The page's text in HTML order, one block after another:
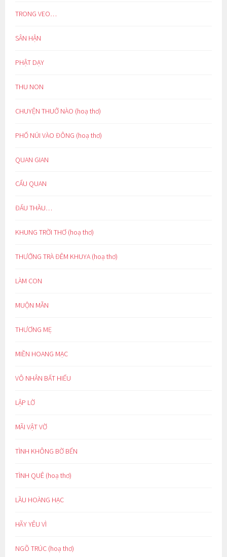
TRONG VEO…
SÂN HẬN
PHẬT DẠY
THU NON
CHUYỆN THUỞ NÀO (hoạ thơ)
PHỐ NÚI VÀO ĐÔNG (hoạ thơ)
QUAN GIAN
CẨU QUAN
ĐẤU THẦU…
KHUNG TRỜI THƠ (hoạ thơ)
THƯỞNG TRÀ ĐÊM KHUYA (hoạ thơ)
LÀM CON
MUỘN MẰN
THƯƠNG MẸ
MIỀN HOANG MẠC
VÔ NHÂN BẤT HIẾU
LẬP LỜ
MÃI VẬT VỜ
TÌNH KHÔNG BỜ BẾN
TÌNH QUÊ (hoạ thơ)
LẦU HOÀNG HẠC
HÃY YÊU VÌ
NGÕ TRÚC (hoạ thơ)